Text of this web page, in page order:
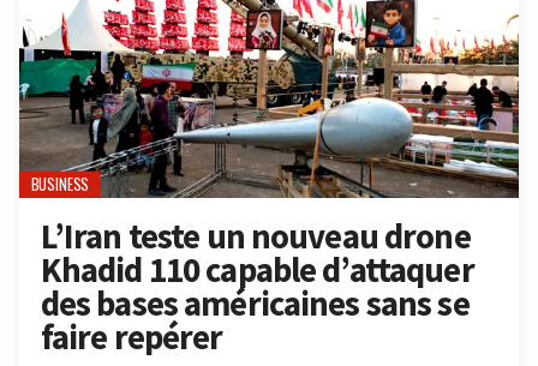
BUSINESS
L’Iran teste un nouveau drone
Khadid 110 capable d’attaquer
des bases américaines sans se
faire repérer